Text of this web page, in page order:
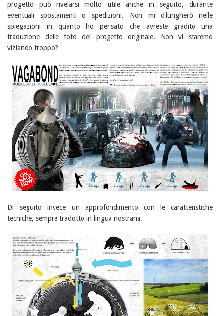
progetto può rivelarsi molto utile anche in seguito, durante
eventuali spostamenti o spedizioni. Non mi dilungherò nelle
spiegazioni in quanto ho pensato che avreste gradito una
traduzione delle foto del progetto originale. Non vi staremo
viziando troppo?
Di seguito invece un approfondimento con le caratteristiche
tecniche, sempre tradotto in lingua nostrana.